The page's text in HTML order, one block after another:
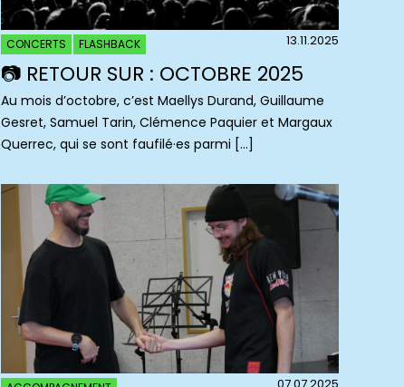
CONCERTS FLASHBACK 13.11.2025
📷 RETOUR SUR : OCTOBRE 2025
Au mois d’octobre, c’est Maellys Durand, Guillaume
Gesret, Samuel Tarin, Clémence Paquier et Margaux
Querrec, qui se sont faufilé·es parmi […]
07.07.2025